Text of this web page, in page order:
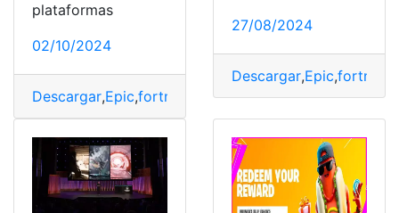
plataformas
02/10/2024
Descargar,Epic,fortnite Games,Jugar,Launcher,Linux
27/08/2024
Descargar,Epic,fortnite